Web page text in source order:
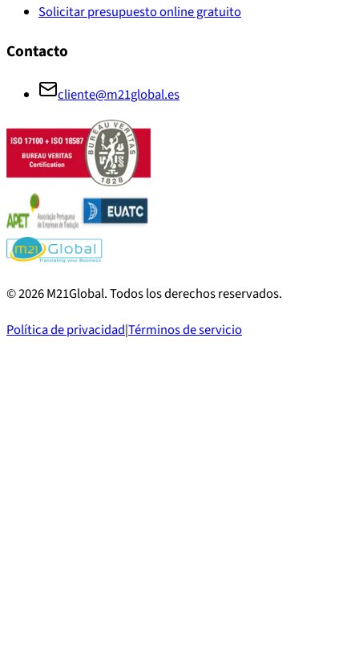
Solicitar presupuesto online gratuito
Contacto
cliente@m21global.es
©2026M21Global.Todos los derechos reservados.
Política de privacidad|Términos de servicio